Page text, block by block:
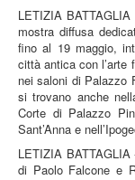
LETIZIA
mostra diffusa
fino al 19 maggio,
città antica con
nei saloni di Palazzo
si trovano anche
Corte di Palazzo
Sant’Anna e
LETIZIA
di Paolo Falcone e